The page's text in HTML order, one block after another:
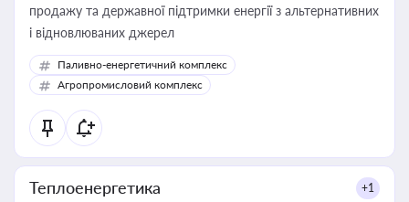
продажу та державної підтримки енергії з альтернативних
і відновлюваних джерел
Паливно-енергетичний комплекс
Агропромисловий комплекс
Теплоенергетика +1